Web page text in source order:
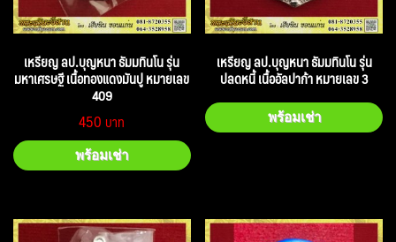
เหรียญ ลป.บุญหนา ธัมมทินโน รุ่น
มหาเศรษฐี เนื้อทองแดงมันปู หมายเลข
409
450
พร้อมเช่า
เหรียญ ลป.บุญหนา ธัมมทินโน รุ่น
ปลดหนี้ เนื้ออัลปาก้า หมายเลข 3
พร้อมเช่า